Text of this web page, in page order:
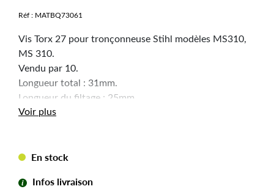
Réf : MATBQ73061
Vis Torx 27 pour tronçonneuse Stihl modèles MS310,
MS 310.
Vendu par 10.
Longueur total : 31mm.
Longueur du filtage : 25mm.
Diamètre du filtage : 6mm.
Voir plus
En stock
Infos livraison